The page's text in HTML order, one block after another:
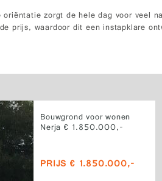
oriëntatie zorgt de hele dag voor veel
prijs, waardoor dit een instapklare
Bouwgrond voor wonen
Nerja € 1.850.000,-
PRIJS € 1.850.000,-